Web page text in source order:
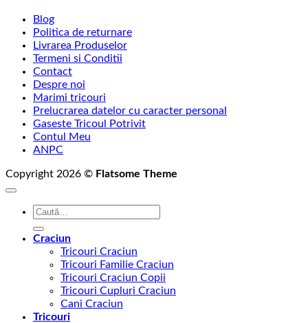
Blog
Politica de returnare
Livrarea Produselor
Termeni si Conditii
Contact
Despre noi
Marimi tricouri
Prelucrarea datelor cu caracter personal
Gaseste Tricoul Potrivit
Contul Meu
ANPC
Copyright 2026 © Flatsome Theme
Caută
Craciun
Tricouri Craciun
Tricouri Familie Craciun
Tricouri Craciun Copii
Tricouri Cupluri Craciun
Cani Craciun
Tricouri